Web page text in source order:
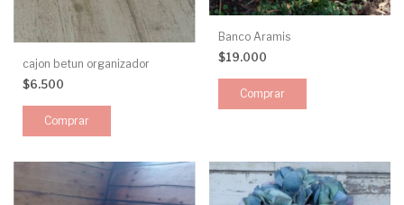
cajon betun organizador
$6.500
Banco Aramis
$19.000